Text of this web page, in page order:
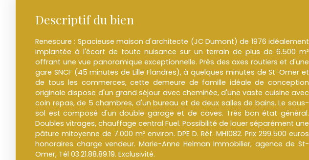
Descriptif du bien
Renescure : Spacieuse maison d'architecte (JC Dumont) de 1976 idéalement
implantée à l'écart de toute nuisance sur un terrain de plus de 6.500 m²
offrant une vue panoramique exceptionnelle. Près des axes routiers et d'une
gare SNCF (45 minutes de Lille Flandres), à quelques minutes de St-Omer et
de tous les commerces, cette demeure de famille idéale de conception
originale dispose d'un grand séjour avec cheminée, d'une vaste cuisine avec
coin repas, de 5 chambres, d'un bureau et de deux salles de bains. Le sous-
sol est composé d'un double garage et de caves. Très bon état général.
Doubles vitrages, chauffage central Fuel. Possibilité de louer séparément une
pâture mitoyenne de 7.000 m² environ. DPE D. Réf. MH1082. Prix 299.500 euros
honoraires charge vendeur. Marie-Anne Helman Immobilier, agence de St-
Omer, Tél 03.21.88.89.19. Exclusivité.